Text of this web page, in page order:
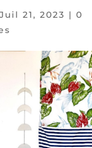
Juil 21, 2023 | 0